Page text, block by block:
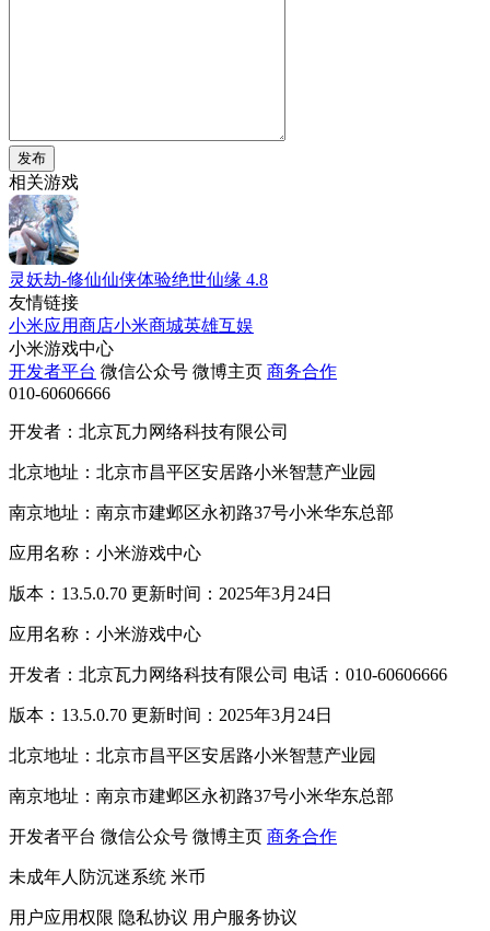
发布
相关游戏
灵妖劫-修仙仙侠体验绝世仙缘 4.8
友情链接
小米应用商店小米商城英雄互娱
小米游戏中心
开发者平台 微信公众号 微博主页 商务合作
010-60606666
开发者：北京瓦力网络科技有限公司
北京地址：北京市昌平区安居路小米智慧产业园
南京地址：南京市建邺区永初路37号小米华东总部
应用名称：小米游戏中心
版本：13.5.0.70 更新时间：2025年3月24日
应用名称：小米游戏中心
开发者：北京瓦力网络科技有限公司 电话：010-60606666
版本：13.5.0.70 更新时间：2025年3月24日
北京地址：北京市昌平区安居路小米智慧产业园
南京地址：南京市建邺区永初路37号小米华东总部
开发者平台 微信公众号 微博主页 商务合作
未成年人防沉迷系统 米币
用户应用权限 隐私协议 用户服务协议